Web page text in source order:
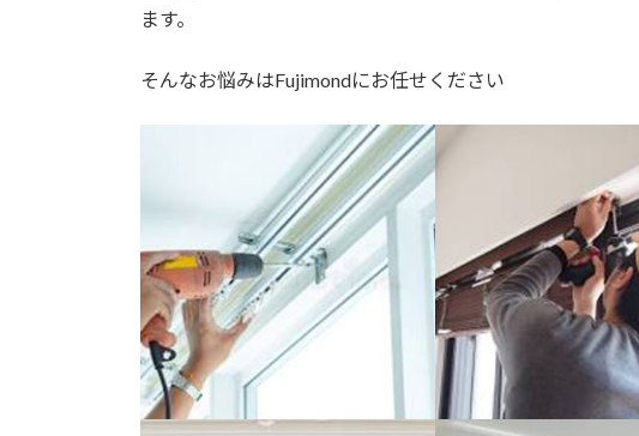
ます。
そんなお悩みはFujimondにお任せください